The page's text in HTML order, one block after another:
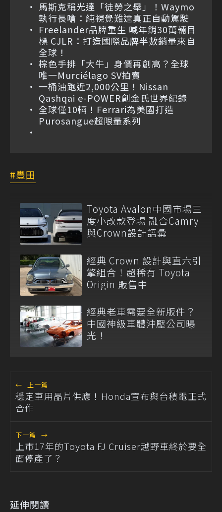
馬斯克稱光達「徒勞之舉」！Waymo
執行長嗆：純視覺難達真正自動駕駛
Freelander品牌重生 喊年銷30萬輛目
標 CJLR：打造國際品牌半數銷量來自
全球！
棕色手排「大牛」身價再創高？全球
唯一Murciélago SV拍賣
一桶油跑近2,000公里！Nissan
Qashqai e-POWER創金氏世界紀錄
全球僅10輛！Ferrari為美國打造
Purosangue超限量系列
豐田
Toyota Avalon中國市場三
度小改款登場 融合Camry
與Crown設計語彙
經典 Crown 設計與直六引
擎組合！超稀有 Toyota
Origin 販售中
經典老車需要全新版件？
中國神級車體沖壓公司曝
光！
← 上一篇
穩定車用晶片供應！Honda宣布與台積電正式
合作
下一篇 →
上市17年的Toyota FJ Cruiser越野車終於要全
面停產了？
延伸閱讀